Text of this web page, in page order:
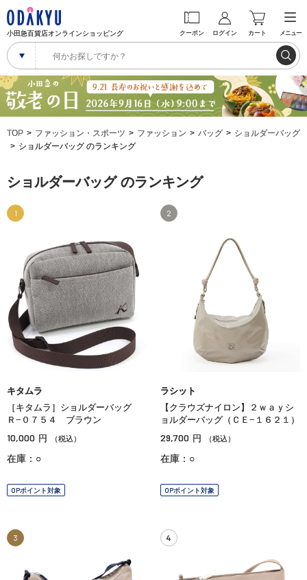
小田急百貨店オンラインショッピング クーポン ログイン カート メニュー
TOP ファッション・スポーツ ファッション バッグ
ショルダーバッグ
ショルダーバッグ のランキング
ショルダーバッグ のランキング
1
キタムラ
［キタムラ］ショルダーバッグ
Ｒ−０７５４ ブラウン
10,000 円 （税込）
在庫：○
OPポイント対象
2
ラシット
【クラウズナイロン】２ｗａｙシ
ョルダーバッグ（ＣＥ−１６２１）
29,700 円 （税込）
在庫：○
OPポイント対象
3 4